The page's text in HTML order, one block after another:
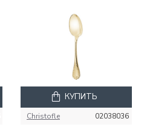
Christofle 02038036
КУПИТЬ